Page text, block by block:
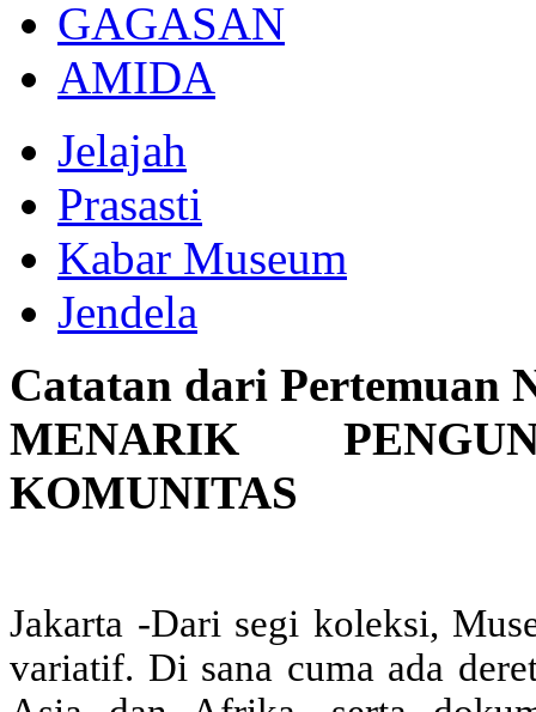
GAGASAN
AMIDA
Jelajah
Prasasti
Kabar Museum
Jendela
Catatan dari Pertemuan
MENARIK
KOMUNITAS
Jakarta -Dari segi koleksi,
variatif. Di sana cuma ada